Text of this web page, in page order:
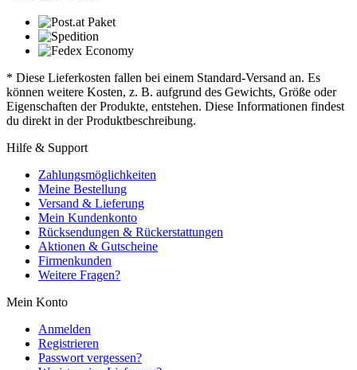
* Diese Lieferkosten fallen bei einem Standard-Versand an. Es
können weitere Kosten, z. B. aufgrund des Gewichts, Größe oder
Eigenschaften der Produkte, entstehen. Diese Informationen findest
du direkt in der Produktbeschreibung.
Hilfe & Support
Zahlungsmöglichkeiten
Meine Bestellung
Versand & Lieferung
Mein Kundenkonto
Rücksendungen & Rückerstattungen
Aktionen & Gutscheine
Firmenkunden
Weitere Fragen?
Mein Konto
Anmelden
Registrieren
Passwort vergessen?